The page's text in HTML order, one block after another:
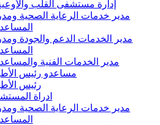
إدارة مستشفى القلب
مدير خدمات الرعاية الصحية
مدير الخدمات الدعم والجودة
مدير الخدمات الفنية
مساعدو رئيس
رئيس
ادراة
مدير خدمات الرعاية الصحية